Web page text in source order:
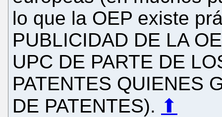
lo que la OEP existe
PUBLICIDAD DE LA
UPC DE PARTE DE
PATENTES QUIENES
DE PATENTES). ⬆